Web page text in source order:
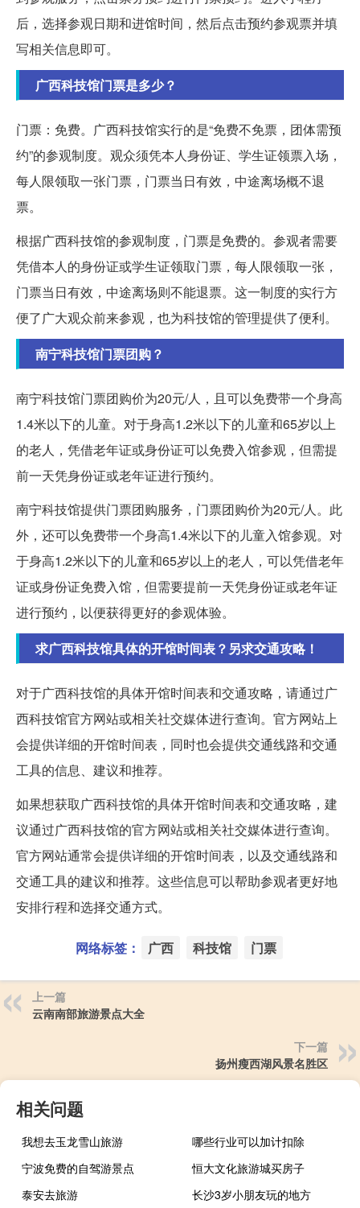
后，选择参观日期和进馆时间，然后点击预约参观票并填
写相关信息即可。
广西科技馆门票是多少？
门票：免费。广西科技馆实行的是“免费不免票，团体需预
约”的参观制度。观众须凭本人身份证、学生证领票入场，
每人限领取一张门票，门票当日有效，中途离场概不退
票。
根据广西科技馆的参观制度，门票是免费的。参观者需要
凭借本人的身份证或学生证领取门票，每人限领取一张，
门票当日有效，中途离场则不能退票。这一制度的实行方
便了广大观众前来参观，也为科技馆的管理提供了便利。
南宁科技馆门票团购？
南宁科技馆门票团购价为20元/人，且可以免费带一个身高
1.4米以下的儿童。对于身高1.2米以下的儿童和65岁以上
的老人，凭借老年证或身份证可以免费入馆参观，但需提
前一天凭身份证或老年证进行预约。
南宁科技馆提供门票团购服务，门票团购价为20元/人。此
外，还可以免费带一个身高1.4米以下的儿童入馆参观。对
于身高1.2米以下的儿童和65岁以上的老人，可以凭借老年
证或身份证免费入馆，但需要提前一天凭身份证或老年证
进行预约，以便获得更好的参观体验。
求广西科技馆具体的开馆时间表？另求交通攻略！
对于广西科技馆的具体开馆时间表和交通攻略，请通过广
西科技馆官方网站或相关社交媒体进行查询。官方网站上
会提供详细的开馆时间表，同时也会提供交通线路和交通
工具的信息、建议和推荐。
如果想获取广西科技馆的具体开馆时间表和交通攻略，建
议通过广西科技馆的官方网站或相关社交媒体进行查询。
官方网站通常会提供详细的开馆时间表，以及交通线路和
交通工具的建议和推荐。这些信息可以帮助参观者更好地
安排行程和选择交通方式。
网络标签： 广西 科技馆 门票
上一篇
云南南部旅游景点大全
下一篇
扬州瘦西湖风景名胜区
相关问题
我想去玉龙雪山旅游
哪些行业可以加计扣除
宁波免费的自驾游景点
恒大文化旅游城买房子
泰安去旅游
长沙3岁小朋友玩的地方